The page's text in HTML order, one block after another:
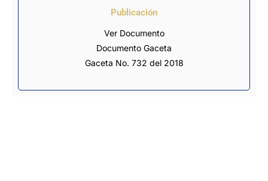
Publicación
Ver Documento
Documento Gaceta
Gaceta No. 732 del 2018